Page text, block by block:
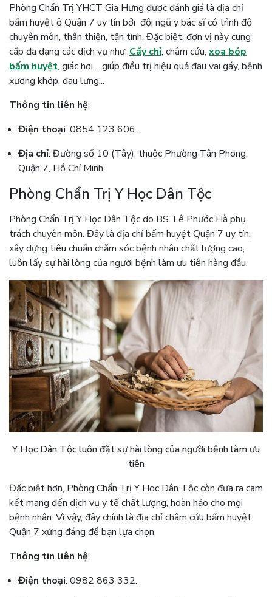
Phòng Chẩn Trị YHCT Gia Hưng được đánh giá là địa chỉ
bấm huyệt ở Quận 7 uy tín bởi đội ngũ y bác sĩ có trình độ
chuyên môn, thân thiện, tận tình. Đặc biệt, đơn vị này cung
cấp đa dạng các dịch vụ như: Cấy chỉ, châm cứu, xoa bóp
bấm huyệt, giác hơi… giúp điều trị hiệu quả đau vai gáy, bệnh
xương khớp, đau lưng,..
Thông tin liên hệ:
Điện thoại: 0854 123 606.
Địa chỉ: Đường số 10 (Tây), thuộc Phường Tân Phong,
Quận 7, Hồ Chí Minh.
Phòng Chẩn Trị Y Học Dân Tộc
Phòng Chẩn Trị Y Học Dân Tộc do BS. Lê Phước Hà phụ
trách chuyên môn. Đây là địa chỉ bấm huyệt Quận 7 uy tín,
xây dựng tiêu chuẩn chăm sóc bệnh nhân chất lượng cao,
luôn lấy sự hài lòng của người bệnh làm ưu tiên hàng đầu.
Y Học Dân Tộc luôn đặt sự hài lòng của người bệnh làm ưu
tiên
Đặc biệt hơn, Phòng Chẩn Trị Y Học Dân Tộc còn đưa ra cam
kết mang đến dịch vụ y tế chất lượng, hoàn hảo cho mọi
bệnh nhân. Vì vậy, đây chính là địa chỉ châm cứu bấm huyệt
Quận 7 xứng đáng để bạn lựa chọn.
Thông tin liên hệ:
Điện thoại: 0982 863 332.